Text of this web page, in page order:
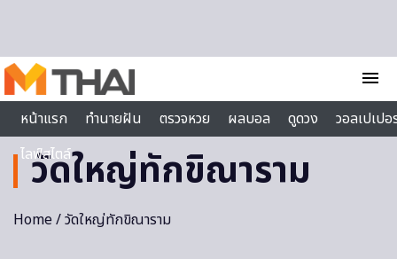
menu
หน้าแรก
ทำนายฝัน ตรวจหวย ผลบอล ดูดวง
วอลเปเป
ไลฟ์สไตล์
วัดใหญ่ทักขิณาราม
Home/ วัดใหญ่ทักขิณาราม